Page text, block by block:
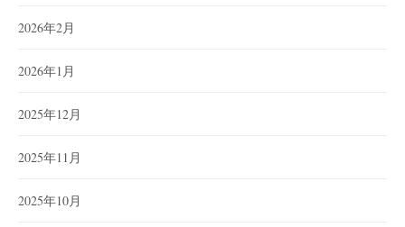
2026年2月
2026年1月
2025年12月
2025年11月
2025年10月